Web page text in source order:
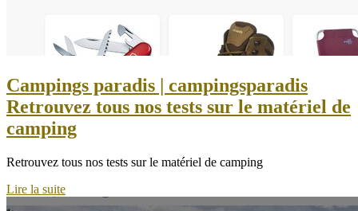
Campings paradis | campingsparadis
Retrouvez tous nos tests sur le matériel de
camping
Retrouvez tous nos tests sur le matériel de camping
Lire la suite